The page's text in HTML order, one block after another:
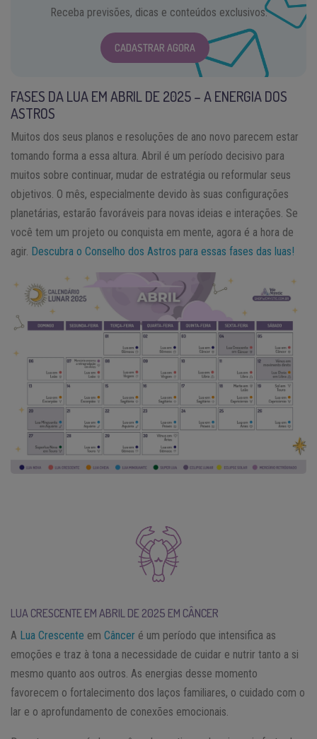
Receba previsões, dicas e conteúdos exclusivos.
CADASTRAR AGORA
FASES DA LUA EM ABRIL DE 2025 – A ENERGIA DOS
ASTROS
Muitos dos seus planos e resoluções de ano novo parecem estar
tomando forma a essa altura. Abril é um período decisivo para
muitos sobre continuar, mudar de estratégia ou reformular seus
objetivos. O mês, especialmente devido às suas configurações
planetárias, estarão favoráveis para novas ideias e interações. Se
você tem um projeto ou conquista em mente, agora é a hora de
agir. Descubra o Conselho dos Astros para essas fases das luas!
LUA CRESCENTE EM ABRIL DE 2025 EM CÂNCER
A Lua Crescente em Câncer é um período que intensifica as
emoções e traz à tona a necessidade de cuidar e nutrir tanto a si
mesmo quanto aos outros. As energias desse momento
favorecem o fortalecimento dos laços familiares, o cuidado com o
lar e o aprofundamento de conexões emocionais.